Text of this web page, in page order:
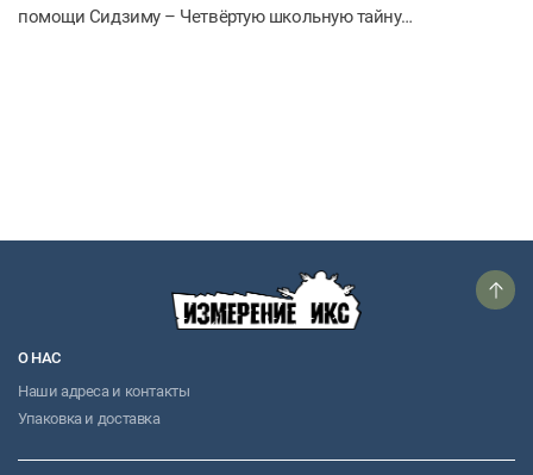
помощи Сидзиму – Четвёртую школьную тайну…
О НАС
Наши адреса и контакты
Упаковка и доставка